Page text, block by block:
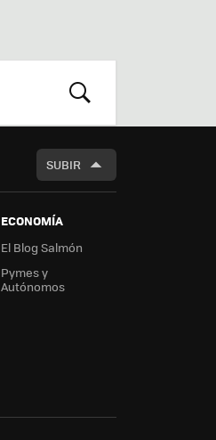
BUSCAR
SUBIR
ECONOMÍA
El Blog Salmón
Pymes y
Autónomos